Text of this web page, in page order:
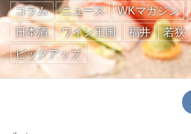
コラム ニュース WKマガジン
日本酒
ワイン王国 福井 若狭
ピックアップ